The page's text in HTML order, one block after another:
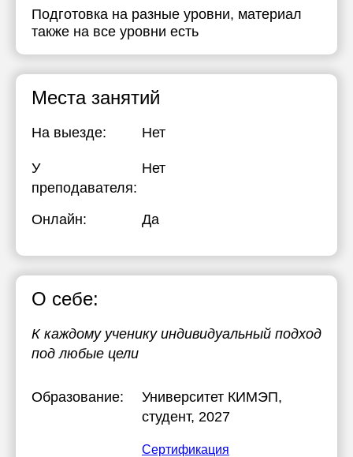
Подготовка на разные уровни, материал
также на все уровни есть
Места занятий
На выезде: Нет
У
преподавателя:
Нет
Онлайн: Да
О себе:
К каждому ученику индивидуальный подход
под любые цели
Образование: Университет КИМЭП,
студент, 2027
Сертификация